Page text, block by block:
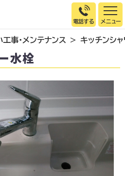
電話する
工事・メンテナンス キッチンシ
水栓